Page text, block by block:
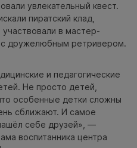
увлекательный квест.
пиратский клад,
участвовали в мастер-
с дружелюбным ретривером.
и педагогические
Не просто детей,
особенные детки сложны
сближают. И самое
себе друзей», —
воспитанника центра